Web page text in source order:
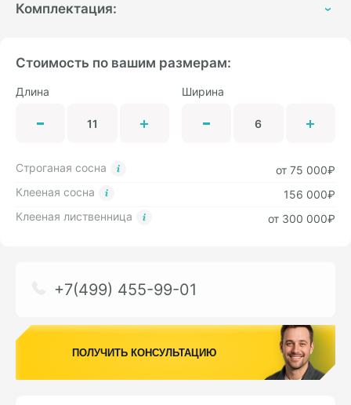
Комплектация:
Стоимость по вашим размерам:
Длина Ширина
Строганая сосна
от 75 000₽
Клееная сосна
156 000₽
Клееная лиственница
от 300 000₽
+7(499) 455-99-01
ПОЛУЧИТЬ КОНСУЛЬТАЦИЮ